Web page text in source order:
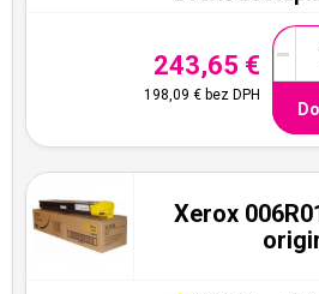
243,65 €
198,09 €bez DPH
-
Xerox